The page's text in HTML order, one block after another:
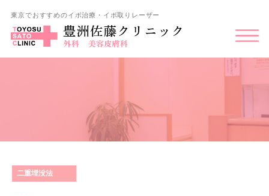
東京でおすすめのイボ治療・イボ取りレーザー
二重埋没法